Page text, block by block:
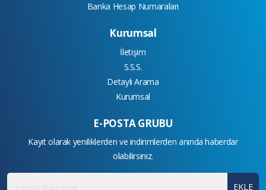
Banka Hesap Numaraları
Kurumsal
İletişim
S.S.S.
Detaylı Arama
Kurumsal
E-POSTA GRUBU
Kayıt olarak yeniliklerden ve indirimlerden anında haberdar
olabilirsiniz.
EKLE